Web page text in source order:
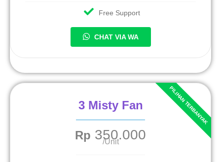
Free Support
CHAT VIA WA
3 Misty Fan
Rp 350.000
/Unit